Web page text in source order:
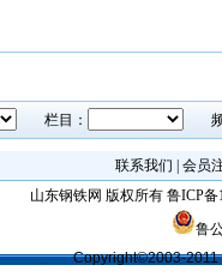
栏目：
联系我们
会员
山东钢铁网 版权所有 鲁ICP备
鲁
Copyright©2003-2011